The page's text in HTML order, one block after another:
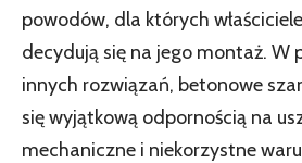
powodów, dla których
decydują się na jego montaż. W
innych rozwiązań, betonowe
się wyjątkową odpornością na
mechaniczne i niekorzystne